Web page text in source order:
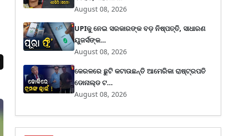
August 08, 2026
UPIକୁ ନେଇ ସରକାରଙ୍କ ବଡ଼ ନିଷ୍ପତ୍ତି, ସାଧାରଣ
ୟୁଜର୍ସଙ୍କ...
August 08, 2026
କେରଳରେ ଛୁଟି କଟାଉଛନ୍ତି ଆମେରିକା ରାଷ୍ଟ୍ରପତି
ଡୋନାଲ୍ଡ ଟ...
August 08, 2026